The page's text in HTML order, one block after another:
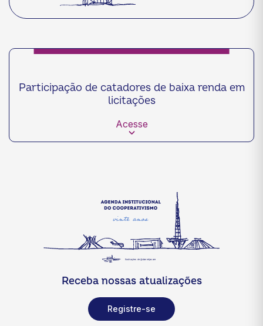
Participação de catadores de baixa renda em
licitações
Acesse
Receba nossas atualizações
Registre-se